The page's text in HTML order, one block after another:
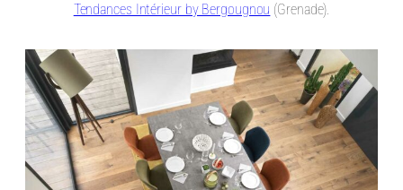
Tendances Intérieur by Bergougnou (Grenade).